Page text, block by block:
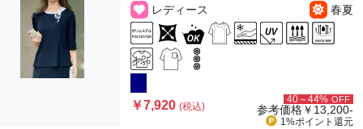
レディース
春夏
￥7,920(税込)
40～44% OFF
参考価格￥13,200-
1%ポイント 還元